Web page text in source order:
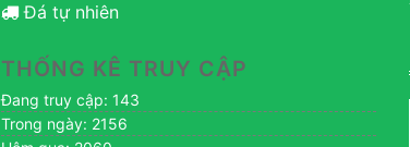
Đá tự nhiên
THỐNG KÊ TRUY CẬP
Đang truy cập: 143
Trong ngày: 2156